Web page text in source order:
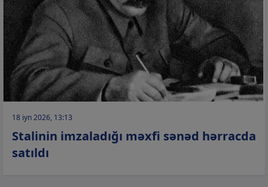
18 iyn 2026, 13:13
Stalinin imzaladığı məxfi sənəd hərracda
satıldı